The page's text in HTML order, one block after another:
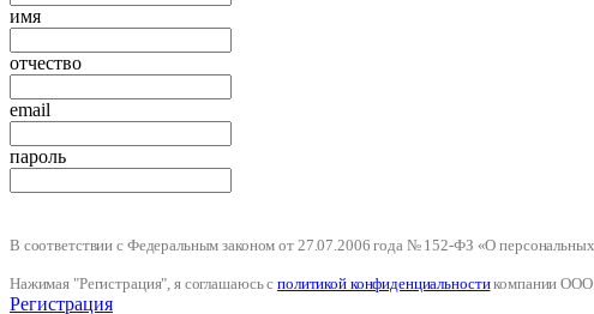
имя
отчество
email
пароль
В соответствии с Федеральным законом от 27.07.2006 года № 152-ФЗ «О
Нажимая "Регистрация", я соглашаюсь сполитикой конфиденциальностикомпании
Регистрация